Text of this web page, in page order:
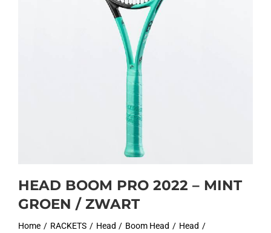
HEAD BOOM PRO 2022 – MINT
GROEN / ZWART
Home RACKETS Head Boom Head
Head